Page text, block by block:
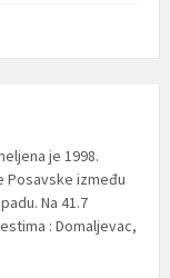
je 1998.
Posavske između
Na 41.7
: Domaljevac,